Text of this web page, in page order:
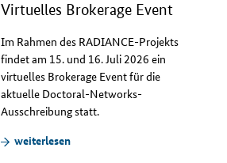
Virtuelles Brokerage Event
Im Rahmen des RADIANCE-Projekts
findet am 15. und 16. Juli 2026 ein
virtuelles Brokerage Eventfür die
aktuelle Doctoral-Networks-
Ausschreibung statt.
weiterlesen